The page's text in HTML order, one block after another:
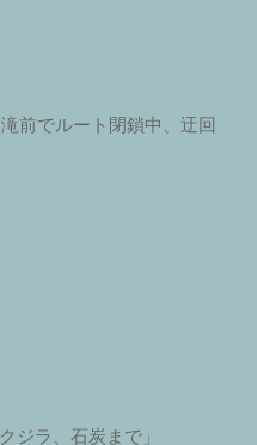
前でルート閉鎖中、迂回
ジラ、石炭まで」